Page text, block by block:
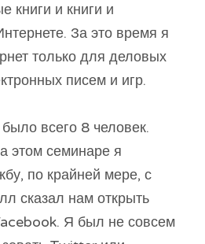
книги и книги и
За это время я
только для деловых
писем и игр.
всего 8 человек.
этом семинаре я
по крайней мере, с
сказал нам открыть
Я был не совсем